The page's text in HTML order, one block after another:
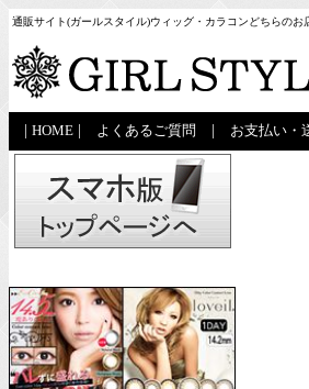
通販サイト(ガールスタイル)ウィッグ・カラコンどちらの
HOME よくあるご質問 お支払い・